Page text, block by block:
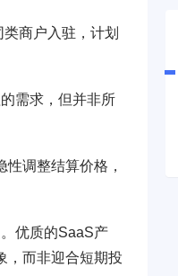
商户入驻，计划
需求，但并非所
调整结算价格，
优质的SaaS产
，而非迎合短期投